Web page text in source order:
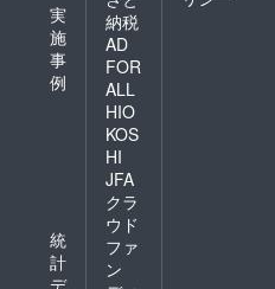
実
施
事
例
統
計
納税
AD
FOR
ALL
HIO
KOS
HI
JFA
クラ
ウド
ファ
ン